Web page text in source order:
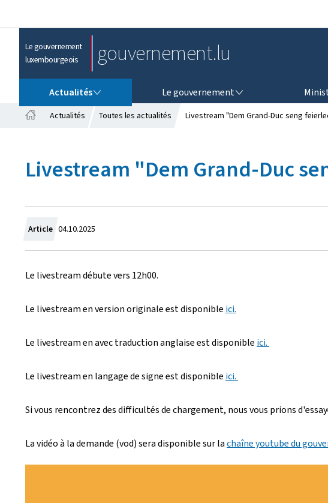
Le gouvernement
luxembourgeois
gouvernement.lu
Actualités Le gouvernement
u
e
Actualités Toutes les actualités Livestream "Dem Grand-Duc seng
Livestream "Dem Grand-Duc
Article C
r
é
04.10.2025
Le livestream débute vers 12h00.
Le livestream en version originale est disponible ici.
Le livestream en avec traduction anglaise est disponible ici.
Le livestream en langage de signe est disponible ici.
Si vous rencontrez des difficultés de chargement, nous vous prions
La vidéo à la demande (vod) sera disponible sur lachaîne youtube du